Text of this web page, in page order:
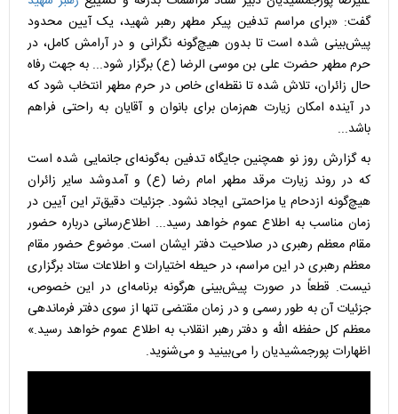
گفت: «برای مراسم تدفین پیکر مطهر رهبر شهید، یک آیین محدود
پیش‌بینی شده است تا بدون هیچ‌گونه نگرانی و در آرامش کامل، در
حرم مطهر حضرت علی بن موسی الرضا (ع) برگزار شود... به جهت رفاه
حال زائران، تلاش شده تا نقطه‌ای خاص در حرم مطهر انتخاب شود که
در آینده امکان زیارت هم‌زمان برای بانوان و آقایان به راحتی فراهم
باشد...
به گزارش روز نو همچنین جایگاه تدفین به‌گونه‌ای جانمایی شده است
که در روند زیارت مرقد مطهر امام رضا (ع) و آمدوشد سایر زائران
هیچ‌گونه ازدحام یا مزاحمتی ایجاد نشود. جزئیات دقیق‌تر این آیین در
زمان مناسب به اطلاع عموم خواهد رسید... اطلاع‌رسانی درباره حضور
مقام معظم رهبری در صلاحیت دفتر ایشان است. موضوع حضور مقام
معظم رهبری در این مراسم، در حیطه اختیارات و اطلاعات ستاد برگزاری
نیست. قطعاً در صورت پیش‌بینی هرگونه برنامه‌ای در این خصوص،
جزئیات آن به طور رسمی و در زمان مقتضی تنها از سوی دفتر فرماندهی
معظم کل حفظه الله و دفتر رهبر انقلاب به اطلاع عموم خواهد رسید.»
اظهارات پورجمشیدیان را می‌بینید و می‌شنوید.